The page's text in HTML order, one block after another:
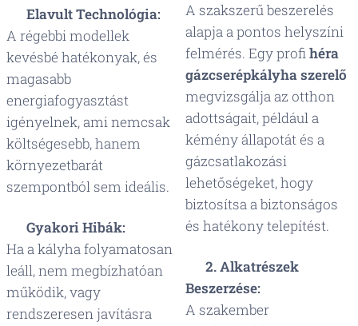
Elavult Technológia:
A régebbi modellek
kevésbé hatékonyak, és
magasabb
energiafogyasztást
igényelnek, ami nemcsak
költségesebb, hanem
környezetbarát
szempontból sem ideális.
Gyakori Hibák:
Ha a kályha folyamatosan
leáll, nem megbízhatóan
működik, vagy
rendszeresen javításra
A szakszerű beszerelés
alapja a pontos helyszíni
felmérés. Egy profihéra
gázcserépkályha szerelő
megvizsgálja az otthon
adottságait, például a
kémény állapotát és a
gázcsatlakozási
lehetőségeket, hogy
biztosítsa a biztonságos
és hatékony telepítést.
2. Alkatrészek
Beszerzése:
A szakember